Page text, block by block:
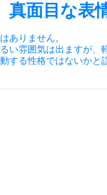
面目な表情
ありません。
い雰囲気は出ますが、
する性格ではないかと